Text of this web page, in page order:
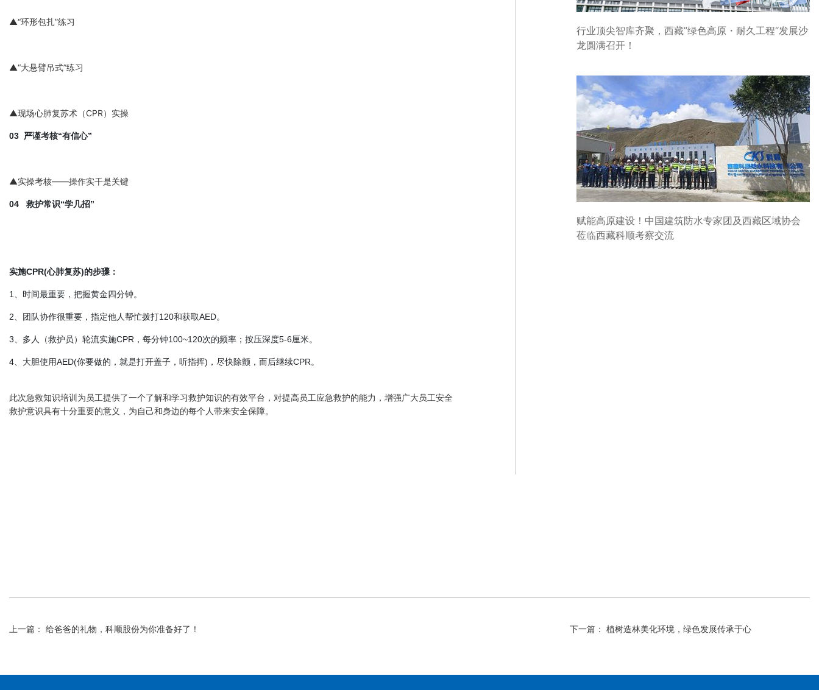
▲“环形包扎”练习
▲“大悬臂吊式”练习
▲现场心肺复苏术（CPR）实操
03 严谨考核“有信心”
▲实操考核——操作实干是关键
04 救护常识“学几招”
实施CPR(心肺复苏)的步骤：
1、时间最重要，把握黄金四分钟。
2、团队协作很重要，指定他人帮忙拨打120和获取AED。
3、多人（救护员）轮流实施CPR，每分钟100~120次的频率；按压深度5-6厘米。
4、大胆使用AED(你要做的，就是打开盖子，听指挥)，尽快除颤，而后继续CPR。
此次急救知识培训为员工提供了一个了解和学习救护知识的有效平台，对提高员工应急救护的能力，增强广大员工安全
救护意识具有十分重要的意义，为自己和身边的每个人带来安全保障。
行业顶尖智库齐聚，西藏”绿色高原・耐久工程“发展沙
龙圆满召开！
赋能高原建设！中国建筑防水专家团及西藏区域协会
莅临西藏科顺考察交流
上一篇： 给爸爸的礼物，科顺股份为你准备好了！ 下一篇： 植树造林美化环境，绿色发展传承于心